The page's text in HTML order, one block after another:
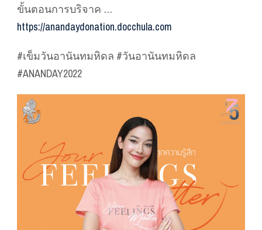
ขั้นตอนการบริจาค …
https://anandaydonation.docchula.com
#เข็มวันอานันทมหิดล #วันอานันทมหิดล
#ANANDAY2022